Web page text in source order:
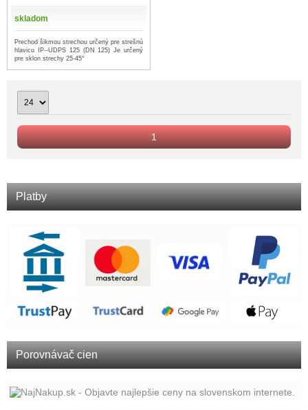
Platby
Porovnávač cien
skladom
Prechod šikmou strechou určený pre strešnú
hlavicu IP--UDPS 125 (DN 125) Je určený
pre sklon strechy 25-45°
1